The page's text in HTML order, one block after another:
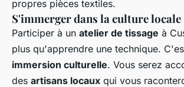
propres pièces textiles.
S'immerger dans la culture locale
Participer à un atelier de tissage à
plus qu'apprendre une technique.
immersion culturelle. Vous serez
des artisans locaux qui vous